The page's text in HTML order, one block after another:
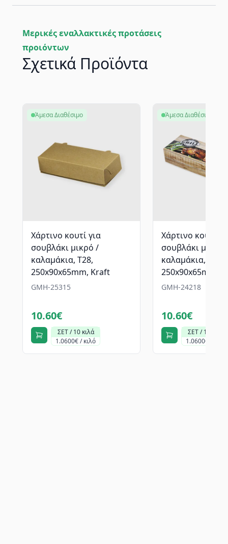
Μερικές εναλλακτικές προτάσεις
προιόντων
Σχετικά Προϊόντα
Χάρτινο κουτί για
σουβλάκι μικρό /
καλαμάκια, T28,
250x90x65mm, Kraft
GMH-25315
10.60€
ΣΕΤ / 10 κιλά
1.0600€ / κιλό
Άμεσα Διαθέσιμο
Χάρτινο κουτί
σουβλάκι μικρό
καλαμάκια, T28,
250x90x65mm,
GMH-24218
10.60€
ΣΕΤ / 10 κιλά
1.0600€ / κιλό
Άμεσα Διαθέσιμο